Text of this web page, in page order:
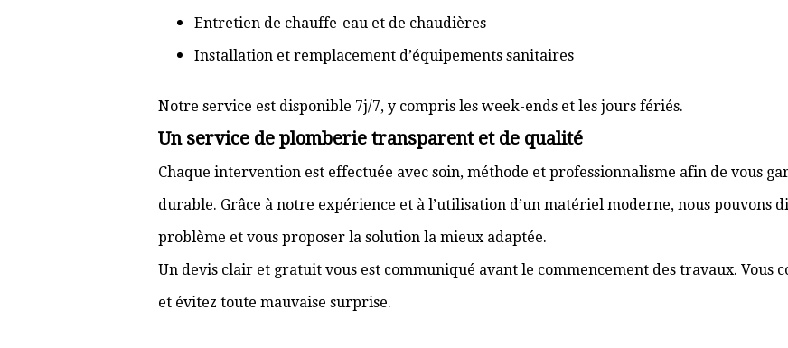
Entretien de chauffe-eau et de chaudières
Installation et remplacement d’équipements sanitaires
Notre service est disponible 7j/7, y compris les week-ends et les jours fériés.
Un service de plomberie transparent et de qualité
Chaque intervention est effectuée avec soin, méthode et professionnalisme afin de vous
durable. Grâce à notre expérience et à l’utilisation d’un matériel moderne, nous pouvons
problème et vous proposer la solution la mieux adaptée.
Un devis clair et gratuit vous est communiqué avant le commencement des travaux. Vous
et évitez toute mauvaise surprise.